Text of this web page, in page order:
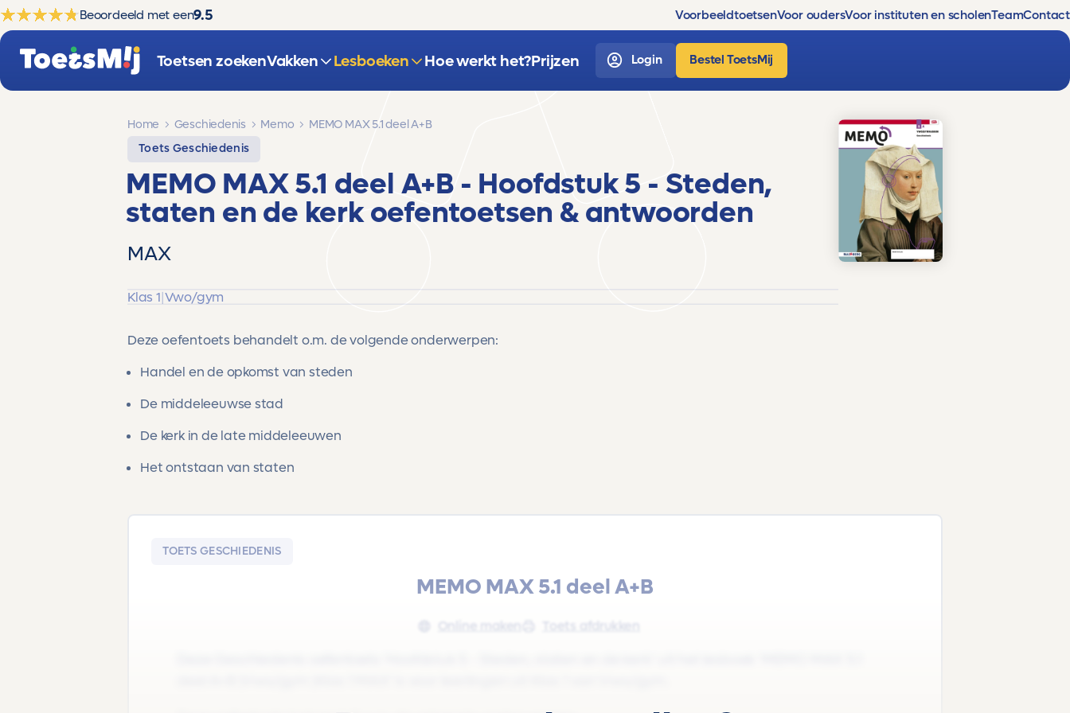
Beoordeeld met een9.5 VoorbeeldtoetsenVoor oudersVoor instituten en scholenTeamContact
Toetsen zoekenVakken Lesboeken Hoe werkt het?Prijzen Login Bestel ToetsMij
Home Geschiedenis Memo
MEMO MAX 5.1 deel A+B
Toets Geschiedenis
MEMO MAX 5.1 deel A+B - Hoofdstuk 5 - Steden,
staten en de kerkoefentoetsen & antwoorden
MAX
Klas 1|Vwo/gym
Deze oefentoets behandelt o.m. de volgende onderwerpen:
Handel en de opkomst van steden
De middeleeuwse stad
De kerk in de late middeleeuwen
Het ontstaan van staten
TOETS GESCHIEDENIS
MEMO MAX 5.1 deel A+B
Online maken Toets afdrukken